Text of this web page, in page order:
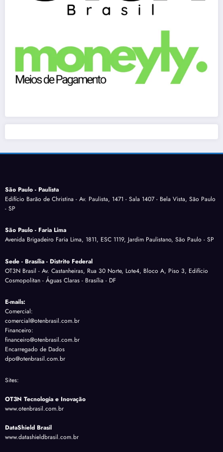
São Paulo - Paulista
Edifício Barão de Christina - Av. Paulista, 1471 - Sala 1407 - Bela Vista, São Paulo
- SP
São Paulo - Faria Lima
Avenida Brigadeiro Faria Lima, 1811, ESC 1119, Jardim Paulistano, São Paulo - SP
Sede - Brasília - Distrito Federal
OT3N Brasil - Av. Castanheiras, Rua 30 Norte, Lote4, Bloco A, Piso 3, Edifício
Cosmopolitan - Águas Claras - Brasília - DF
E-mails:
Comercial:
comercial@otenbrasil.com.br
Financeiro:
financeiro@otenbrasil.com.br
Encarregado de Dados
dpo@otenbrasil.com.br
Sites:
OT3N Tecnologia e Inovação
www.otenbrasil.com.br
DataShield Brasil
www.datashieldbrasil.com.br